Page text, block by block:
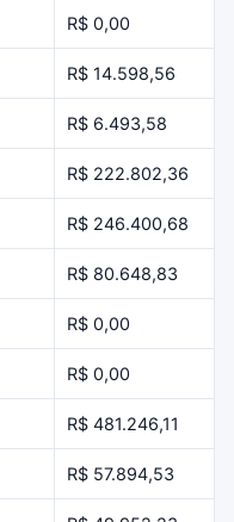
R$ 0,00
R$ 14.598,56
R$ 6.493,58
R$ 222.802,36
R$ 246.400,68
R$ 80.648,83
R$ 0,00
R$ 0,00
R$ 481.246,11
R$ 57.894,53